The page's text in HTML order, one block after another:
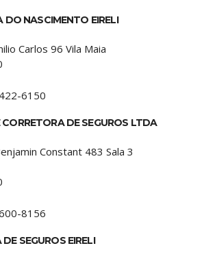
DO NASCIMENTO EIRELI
Carlos 96 Vila Maia
6150
CORRETORA DE SEGUROS LTDA
Constant 483 Sala 3
8156
SEGUROS EIRELI